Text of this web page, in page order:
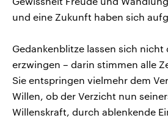
und eine Zukunft haben sich
Gedankenblitze lassen sich nicht
erzwingen – darin stimmen alle
Sie entspringen vielmehr dem
Willen, ob der Verzicht nun
Willenskraft, durch ablenkende